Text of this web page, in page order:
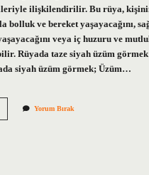
ilişkilendirilir. Bu rüya,
bolluk ve bereket yaşayacağını,
veya iç huzuru ve
Rüyada taze siyah üzüm görmek
siyah üzüm görmek; Üzüm…
Yorum Bırak